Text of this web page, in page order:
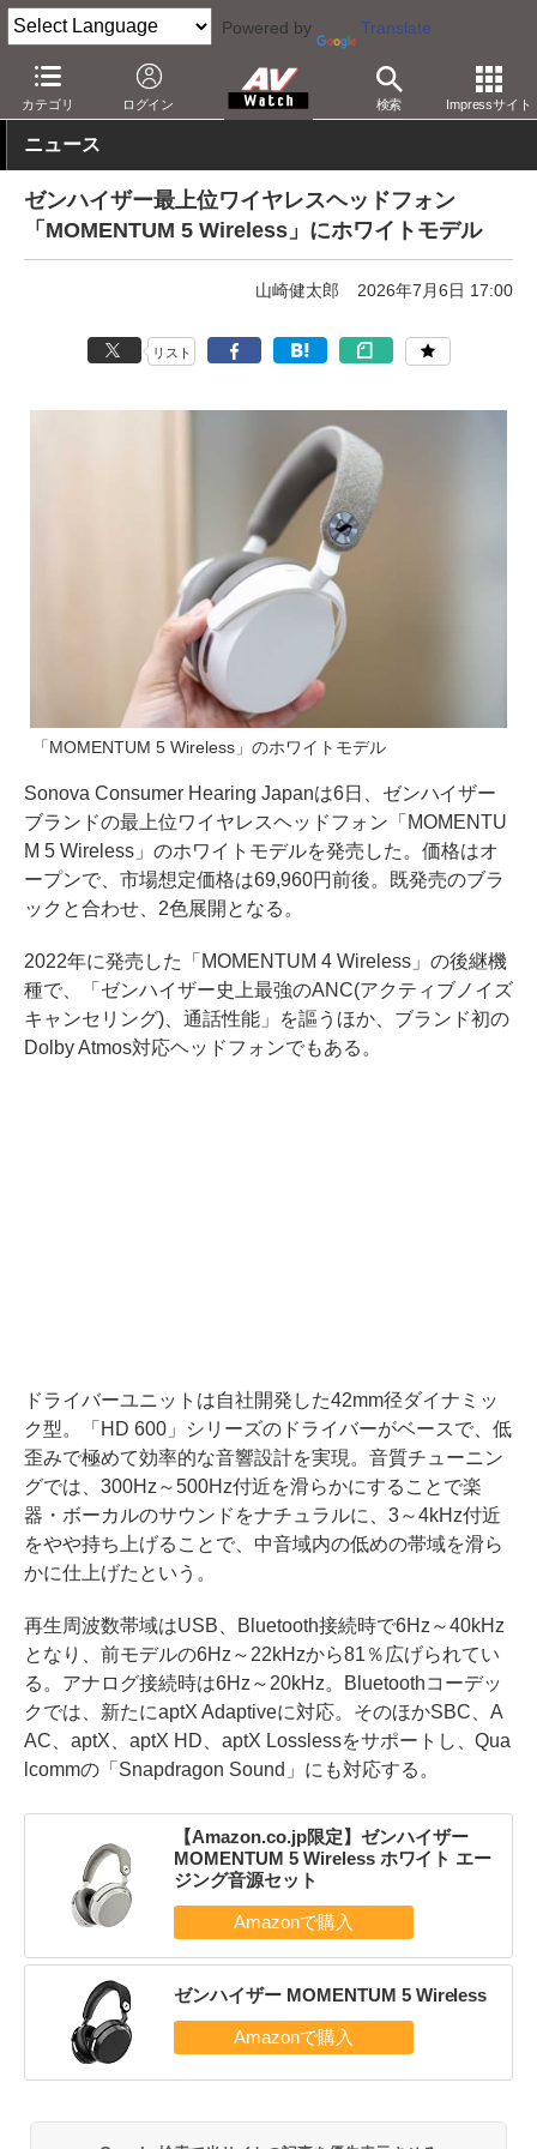
Powered by Translate
カテゴリ ログイン 検索 Impressサイト
AV Watch 製品 ヘッドフォン ゼンハイザー
ニュース
ゼンハイザー最上位ワイヤレスヘッドフォン
「MOMENTUM 5 Wireless」にホワイトモデル
山崎健太郎 2026年7月6日 17:00
リスト
「MOMENTUM 5 Wireless」のホワイトモデル
Sonova Consumer Hearing Japanは6日、ゼンハイザー
ブランドの最上位ワイヤレスヘッドフォン「MOMENTU
M 5 Wireless」のホワイトモデルを発売した。価格はオ
ープンで、市場想定価格は69,960円前後。既発売のブラ
ックと合わせ、2色展開となる。
2022年に発売した「MOMENTUM 4 Wireless」の後継機
種で、「ゼンハイザー史上最強のANC(アクティブノイズ
キャンセリング)、通話性能」を謳うほか、ブランド初の
Dolby Atmos対応ヘッドフォンでもある。
ドライバーユニットは自社開発した42mm径ダイナミッ
ク型。「HD 600」シリーズのドライバーがベースで、低
歪みで極めて効率的な音響設計を実現。音質チューニン
グでは、300Hz～500Hz付近を滑らかにすることで楽
器・ボーカルのサウンドをナチュラルに、3～4kHz付近
をやや持ち上げることで、中音域内の低めの帯域を滑ら
かに仕上げたという。
再生周波数帯域はUSB、Bluetooth接続時で6Hz～40kHz
となり、前モデルの6Hz～22kHzから81％広げられてい
る。アナログ接続時は6Hz～20kHz。Bluetoothコーデッ
クでは、新たにaptX Adaptiveに対応。そのほかSBC、A
AC、aptX、aptX HD、aptX Losslessをサポートし、Qua
lcommの「Snapdragon Sound」にも対応する。
【Amazon.co.jp限定】ゼンハイザー
MOMENTUM 5 Wireless ホワイト エー
ジング音源セット
ゼンハイザー MOMENTUM 5 Wireless